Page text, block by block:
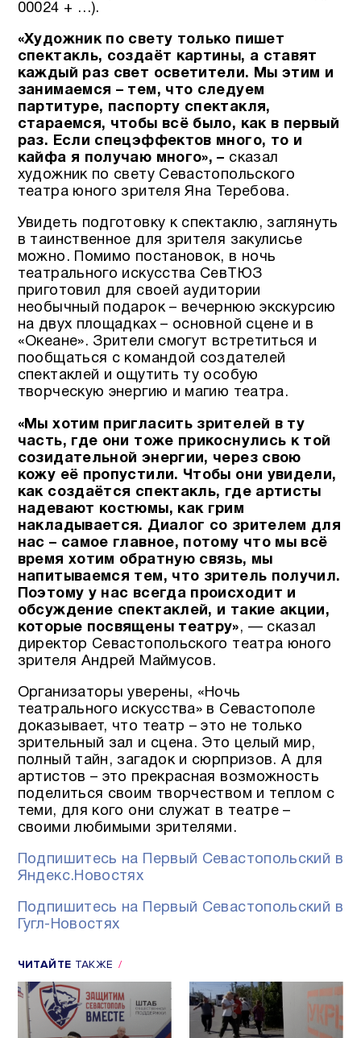
00024 + …).
«Художник по свету только пишет
спектакль, создаёт картины, а ставят
каждый раз свет осветители. Мы этим и
занимаемся – тем, что следуем
партитуре, паспорту спектакля,
стараемся, чтобы всё было, как в первый
раз. Если спецэффектов много, то и
кайфа я получаю много», – сказал
художник по свету Севастопольского
театра юного зрителя Яна Теребова.
Увидеть подготовку к спектаклю, заглянуть
в таинственное для зрителя закулисье
можно. Помимо постановок, в ночь
театрального искусства СевТЮЗ
приготовил для своей аудитории
необычный подарок – вечернюю экскурсию
на двух площадках – основной сцене и в
«Океане». Зрители смогут встретиться и
пообщаться с командой создателей
спектаклей и ощутить ту особую
творческую энергию и магию театра.
«Мы хотим пригласить зрителей в ту
часть, где они тоже прикоснулись к той
созидательной энергии, через свою
кожу её пропустили. Чтобы они увидели,
как создаётся спектакль, где артисты
надевают костюмы, как грим
накладывается. Диалог со зрителем для
нас – самое главное, потому что мы всё
время хотим обратную связь, мы
напитываемся тем, что зритель получил.
Поэтому у нас всегда происходит и
обсуждение спектаклей, и такие акции,
которые посвящены театру», — сказал
директор Севастопольского театра юного
зрителя Андрей Маймусов.
Организаторы уверены, «Ночь
театрального искусства» в Севастополе
доказывает, что театр – это не только
зрительный зал и сцена. Это целый мир,
полный тайн, загадок и сюрпризов. А для
артистов – это прекрасная возможность
поделиться своим творчеством и теплом с
теми, для кого они служат в театре –
своими любимыми зрителями.
Подпишитесь на Первый Севастопольский в
Яндекс.Новостях
Подпишитесь на Первый Севастопольский в
Гугл-Новостях
ЧИТАЙТЕ ТАКЖЕ